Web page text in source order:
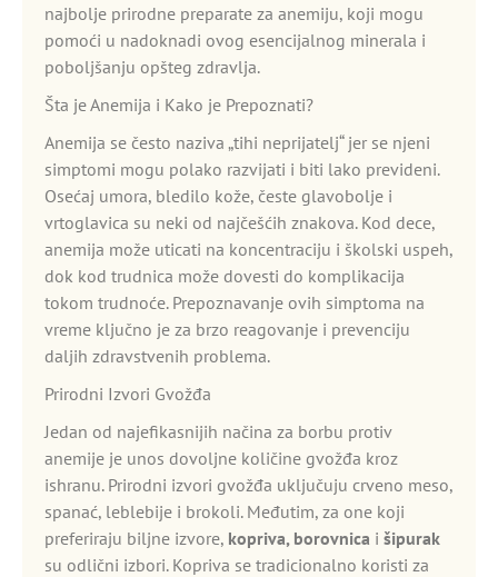
najbolje prirodne preparate za anemiju, koji mogu
pomoći u nadoknadi ovog esencijalnog minerala i
poboljšanju opšteg zdravlja.
Šta je Anemija i Kako je Prepoznati?
Anemija se često naziva „tihi neprijatelj“ jer se njeni
simptomi mogu polako razvijati i biti lako prevideni.
Osećaj umora, bledilo kože, česte glavobolje i
vrtoglavica su neki od najčešćih znakova. Kod dece,
anemija može uticati na koncentraciju i školski uspeh,
dok kod trudnica može dovesti do komplikacija
tokom trudnoće. Prepoznavanje ovih simptoma na
vreme ključno je za brzo reagovanje i prevenciju
daljih zdravstvenih problema.
Prirodni Izvori Gvožđa
Jedan od najefikasnijih načina za borbu protiv
anemije je unos dovoljne količine gvožđa kroz
ishranu. Prirodni izvori gvožđa uključuju crveno meso,
spanać, leblebije i brokoli. Međutim, za one koji
preferiraju biljne izvore, kopriva, borovnica i šipurak
su odlični izbori. Kopriva se tradicionalno koristi za